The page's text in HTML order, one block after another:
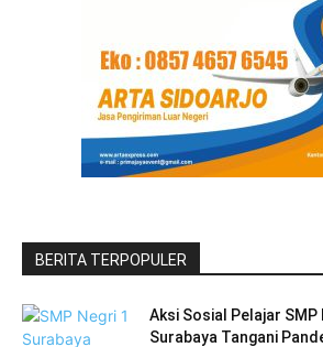
BERITA TERPOPULER
Aksi Sosial Pelajar
Surabaya Tangani